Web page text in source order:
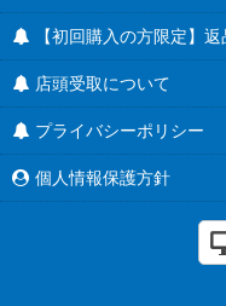
【初回購入の方限定】
店頭受取について
プライバシーポリシー
個人情報保護方針